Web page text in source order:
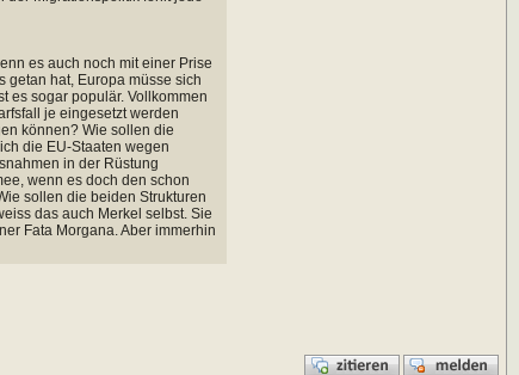
es auch noch mit einer Prise
getan hat, Europa müsse sich
es sogar populär. Vollkommen
je eingesetzt werden
können? Wie sollen die
die EU-Staaten wegen
in der Rüstung
wenn es doch den schon
sollen die beiden Strukturen
das auch Merkel selbst. Sie
Fata Morgana. Aber immerhin